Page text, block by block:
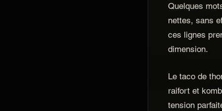
Quelques
nettes, sans
ces lignes
dimension.
Le taco de
raifort et
tension